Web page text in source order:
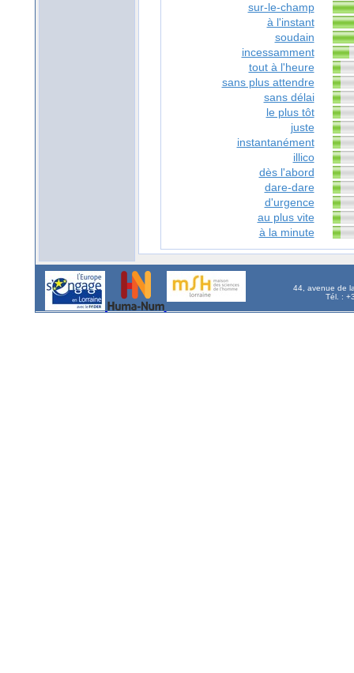
sur-le-champ
à l'instant
soudain
incessamment
tout à l'heure
sans plus attendre
sans délai
le plus tôt
juste
instantanément
illico
dès l'abord
dare-dare
d'urgence
au plus vite
à la minute
44, avenue de
Tél. :